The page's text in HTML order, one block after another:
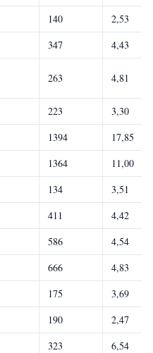
140
2,53
347 4,43
263 4,81
223
3,30
1394
17,85
1364
11,00
134
3,51
411
4,42
586
4,54
666
4,83
175
3,69
190
2,47
323
6,54